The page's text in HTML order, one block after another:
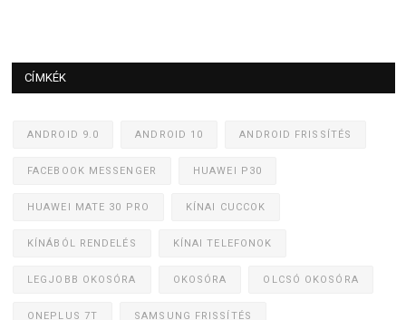
CÍMKÉK
ANDROID 9.0 ANDROID 10 ANDROID FRISSÍTÉS
FACEBOOK MESSENGER HUAWEI P30
HUAWEI MATE 30 PRO KÍNAI CUCCOK
KÍNÁBÓL RENDELÉS KÍNAI TELEFONOK
LEGJOBB OKOSÓRA OKOSÓRA OLCSÓ OKOSÓRA
ONEPLUS 7T SAMSUNG FRISSÍTÉS